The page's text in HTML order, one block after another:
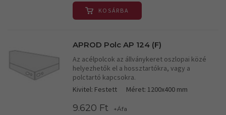
KOSÁRBA
APROD Polc AP 124 (F)
Az acélpolcok az állványkeret oszlopai közé
helyezhetők el a hossztartókra, vagy a
polctartó kapcsokra.
Kivitel: Festett
Méret: 1200x400 mm
9.620 Ft +Áfa